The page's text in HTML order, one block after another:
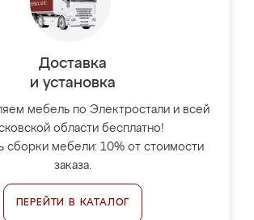
Доставка
и установка
мебель по Электростали и всей
области бесплатно!
сборки мебели: 10% от стоимости
заказа.
ПЕРЕЙТИ В КАТАЛОГ